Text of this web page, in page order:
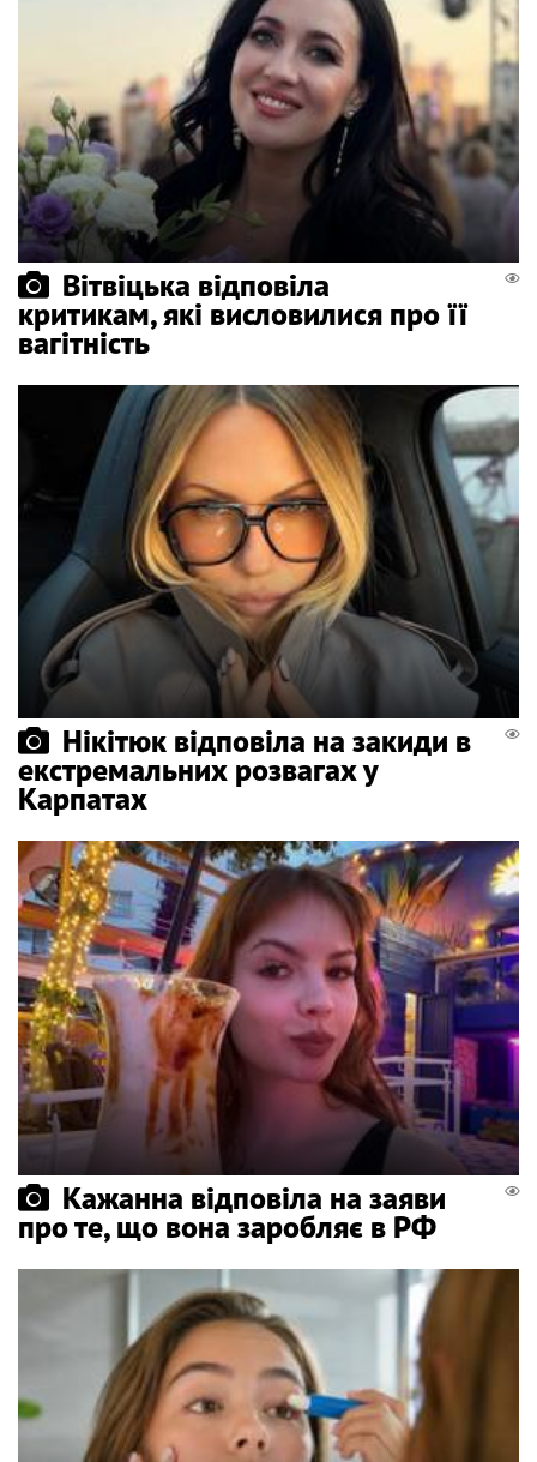
Вітвіцька відповіла
критикам, які висловилися про її
вагітність
Нікітюк відповіла на закиди в
екстремальних розвагах у
Карпатах
Кажанна відповіла на заяви
про те, що вона заробляє в РФ